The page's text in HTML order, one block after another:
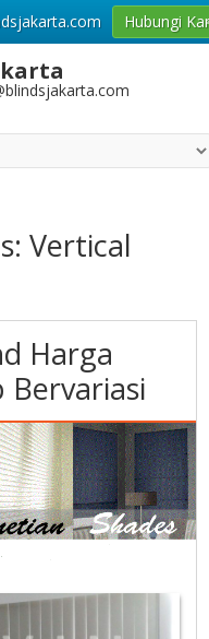
Vertical
Harga
Bervariasi
Hubungi